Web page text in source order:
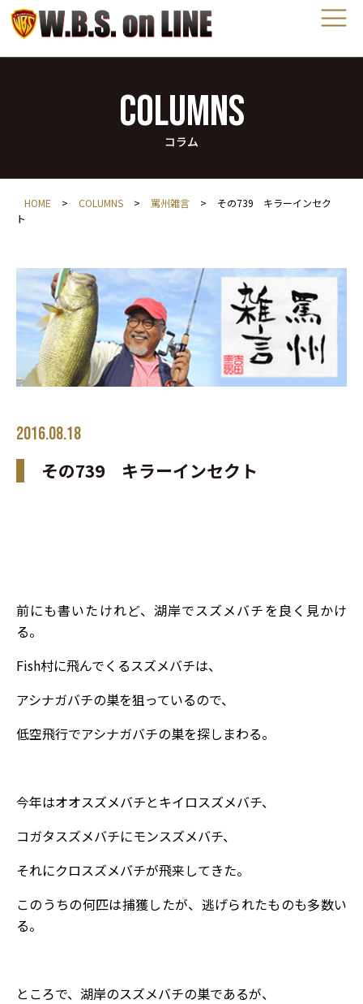
COLUMNS
コラム
HOME > COLUMNS > 罵州雑言 >
その739 キラーインセク
ト
2016.08.18
その739 キラーインセクト
前にも書いたけれど、湖岸でスズメバチを良く見かけ
る。
Fish村に飛んでくるスズメバチは、
アシナガバチの巣を狙っているので、
低空飛行でアシナガバチの巣を探しまわる。
今年はオオスズメバチとキイロスズメバチ、
コガタスズメバチにモンスズメバチ、
それにクロスズメバチが飛来してきた。
このうちの何匹は捕獲したが、逃げられたものも多数い
る。
ところで、湖岸のスズメバチの巣であるが、